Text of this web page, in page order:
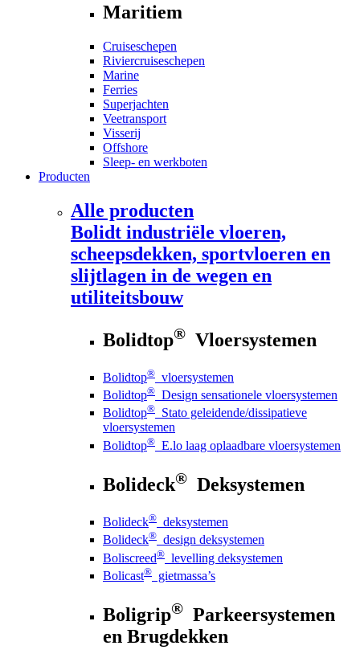
Maritiem
Cruiseschepen
Riviercruiseschepen
Marine
Ferries
Superjachten
Veetransport
Visserij
Offshore
Sleep- en werkboten
Producten
Alle producten
Bolidt industriële vloeren,
scheepsdekken, sportvloeren en
slijtlagen in de wegen en
utiliteitsbouw
Bolidtop® Vloersystemen
Bolidtop® vloersystemen
Bolidtop® Design sensationele vloersystemen
Bolidtop® Stato geleidende/dissipatieve
vloersystemen
Bolidtop® E.lo laag oplaadbare vloersystemen
Bolideck® Deksystemen
Bolideck® deksystemen
Bolideck® design deksystemen
Boliscreed® levelling deksystemen
Bolicast® gietmassa’s
Boligrip® Parkeersystemen
en Brugdekken